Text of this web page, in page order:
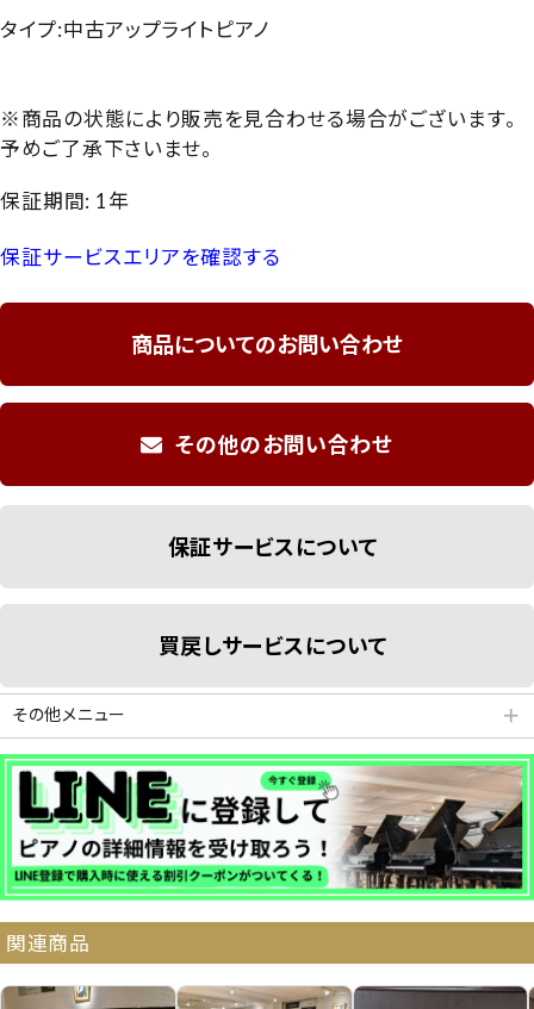
タイプ:中古アップライトピアノ
※商品の状態により販売を見合わせる場合がございます。
予めご了承下さいませ。
保証期間: 1年
保証サービスエリアを確認する
商品についてのお問い合わせ
その他のお問い合わせ
保証サービスについて
買戻しサービスについて
その他メニュー ＋
分割払いシミュレーション
納品・サービス・消音取付可能エリア
よくある質問 送料について
関連商品